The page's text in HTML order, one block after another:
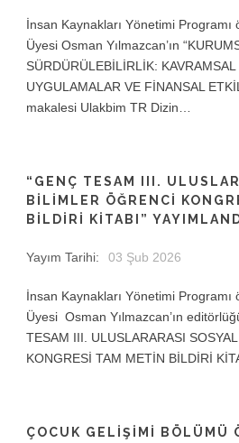
İnsan Kaynakları Yönetimi Programı
Üyesi Osman Yılmazcan’ın
SÜRDÜRÜLEBİLİRLİK: KAVRAMSAL
UYGULAMALAR VE FİNANSAL
makalesi Ulakbim TR Dizin…
“GENÇ TESAM III.
BILIMLER ÖĞRENCI
BILDIRI KITABI”
Yayım Tarihi: 03 Şub 2026
İnsan Kaynakları Yönetimi Programı
Üyesi Osman Yılmazcan’ın
TESAM III. ULUSLARARASI
KONGRESİ TAM METİN BİLDİRİ
ÇOCUK GELİŞİMİ BÖLÜMÜ